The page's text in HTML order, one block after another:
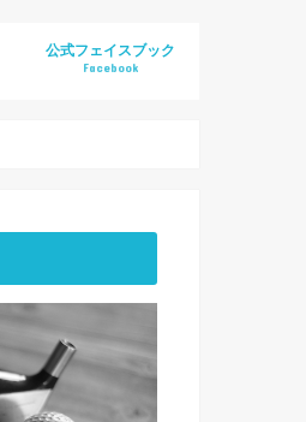
公式フェイスブック
Facebook